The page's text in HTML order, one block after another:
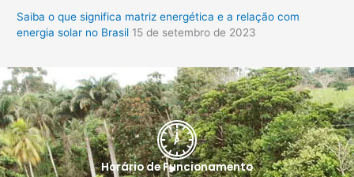
r
:
Saiba o que significa matriz energética e a relação com
energia solar no Brasil 15 de setembro de 2023
Horário de Funcionamento